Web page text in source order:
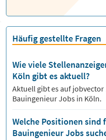
Häufig gestellte Fragen
Wie viele
Köln gibt es aktuell?
Aktuell gibt es auf jobvector
Bauingenieur Jobs in Köln.
Welche Positionen sind
Bauingenieur Jobs